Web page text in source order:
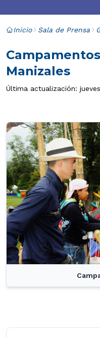
Inicio Sala de Prensa
Manizales
Última actualización: